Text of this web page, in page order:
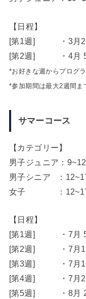
【日程】
[第1週] ・3月29
[第2週] ・4月 5
*お好きな週からプログ
*参加期間は最大2週間ま
サマーコース
【カテゴリー】
男子ジュニア：
男子シニア ：
女子 ：12~17歳
【日程】
[第1週] ・7月 5
[第2週] ・7月12
[第3週] ・7月19
[第4週] ・7月26
[第5週] ・8月 2